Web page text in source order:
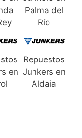
Palma del
Río
en
Repuestos
Junkers en
Aldaia